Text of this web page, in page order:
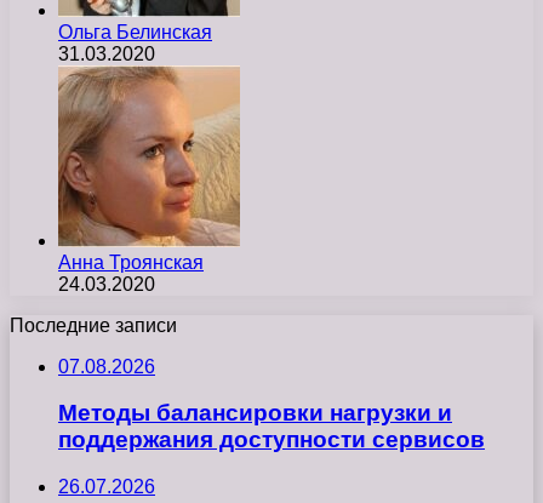
Ольга Белинская
31.03.2020
Анна Троянская
24.03.2020
Последние записи
07.08.2026
Методы балансировки нагрузки и
поддержания доступности сервисов
26.07.2026